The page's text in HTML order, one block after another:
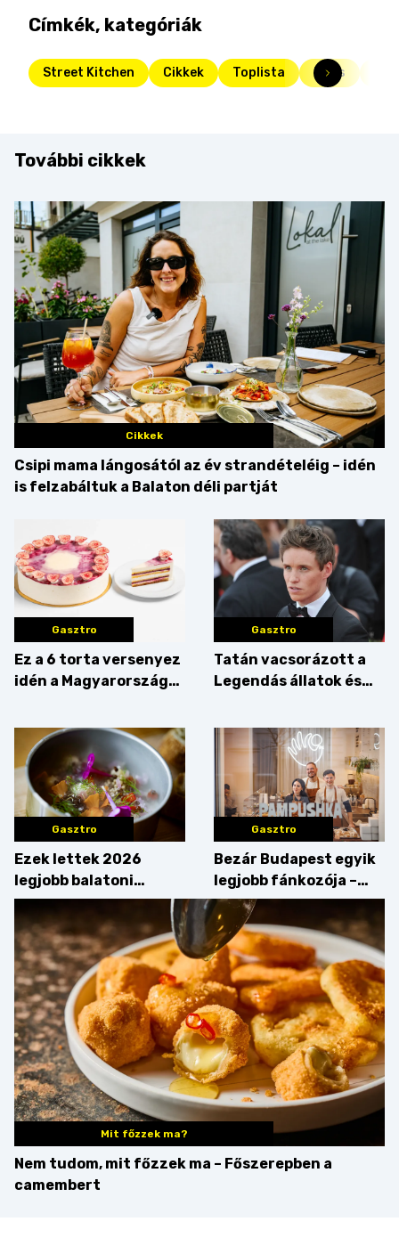
Címkék, kategóriák
Street Kitchen Cikkek Toplista Friss
További cikkek
Cikkek
Csipi mama lángosától az év strandételéig – idén
is felzabáltuk a Balaton déli partját
Gasztro
Ez a 6 torta versenyez
idén a Magyarország
Gasztro
Tatán vacsorázott a
Legendás állatok és
Gasztro
Ezek lettek 2026
legjobb balatoni
strandételei –
végigkóstoltuk a
győzteseket
Gasztro
Bezár Budapest egyik
legjobb fánkozója –
búcsúzik a Pampushka
Mit főzzek ma?
Nem tudom, mit főzzek ma – Főszerepben a
camembert